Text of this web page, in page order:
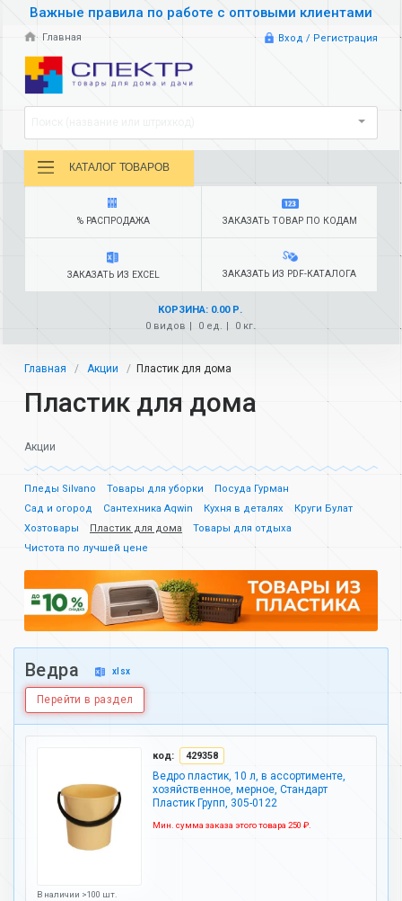
Важные правила по работе с оптовыми клиентами
Главная Вход / Регистрация
КАТАЛОГ ТОВАРОВ
% РАСПРОДАЖА ЗАКАЗАТЬ ТОВАР ПО КОДАМ
ЗАКАЗАТЬ ИЗ EXCEL ЗАКАЗАТЬ ИЗ PDF-КАТАЛОГА
КОРЗИНА: 0.00 Р.
0 видов
0 ед. 0 кг.
Главная Акции Пластик для дома
Пластик для дома
Акции
Пледы Silvano Товары для уборки
Посуда Гурман
Сад и огород
Сантехника Aqwin Кухня в деталях
Круги Булат
Хозтовары
Пластик для дома
Товары для отдыха
Чистота по лучшей цене
Ведра xlsx
Перейти в раздел
код: 429358
Ведро пластик, 10 л, в ассортименте,
хозяйственное, мерное, Стандарт
Пластик Групп, 305-0122
Мин. сумма заказа этого товара 250 ₽.
В наличии >100 шт.